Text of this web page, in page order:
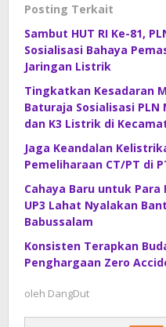
Posting Terkait
Sambut HUT RI Ke-81,
Sosialisasi Bahaya
Jaringan Listrik
Tingkatkan Kesadaran
Baturaja Sosialisasi
dan K3 Listrik di
Jaga Keandalan
Pemeliharaan CT/PT di
Cahaya Baru untuk Para
UP3 Lahat Nyalakan
Babussalam
Konsisten Terapkan
Penghargaan Zero
oleh DangDut